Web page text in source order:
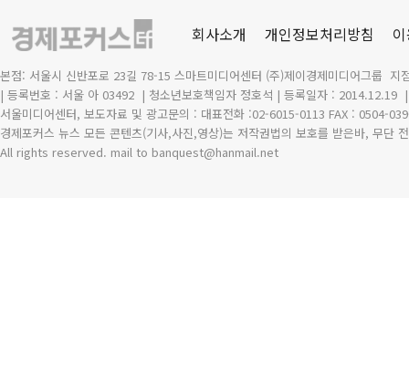
회사소개 개인정보처리방침
본점: 서울시 신반포로 23길 78-15 스마트미디어센터 (주)제이경제미디어그룹 지
| 등록번호 : 서울 아 03492 | 청소년보호책임자 정호석 | 등록일자 : 2014.12.19
서울미디어센터, 보도자료 및 광고문의 : 대표전화 :02-6015-0113 FAX : 0504-
경제포커스 뉴스 모든 콘텐츠(기사,사진,영상)는 저작권법의 보호를 받은바, 무단
All rights reserved. mail to banquest@hanmail.net